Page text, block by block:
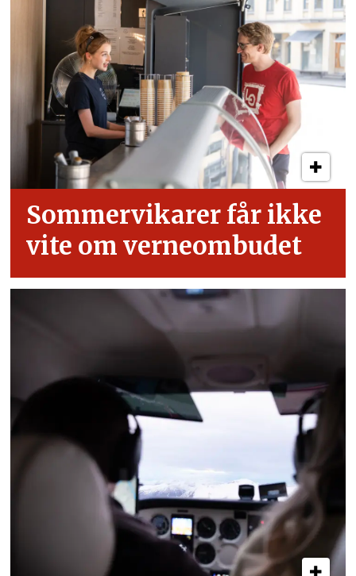
Sommervikarer får ikke
vite om verneombudet